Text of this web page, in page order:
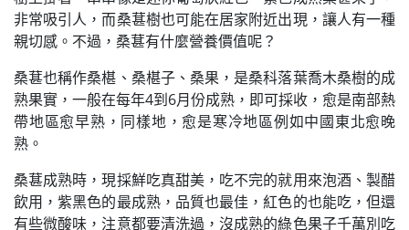
非常吸引人，而桑葚樹也可能在居家附近出現，讓人有一種
親切感。不過，桑葚有什麼營養價值呢？
桑葚也稱作桑椹、桑椹子、桑果，是桑科落葉喬木桑樹的成
熟果實，一般在每年4到6月份成熟，即可採收，愈是南部熱
帶地區愈早熟，同樣地，愈是寒冷地區例如中國東北愈晚
熟。
桑葚成熟時，現採鮮吃真甜美，吃不完的就用來泡酒、製醋
飲用，紫黑色的最成熟，品質也最佳，紅色的也能吃，但還
有些微酸味，注意都要清洗過，沒成熟的綠色果子千萬別吃